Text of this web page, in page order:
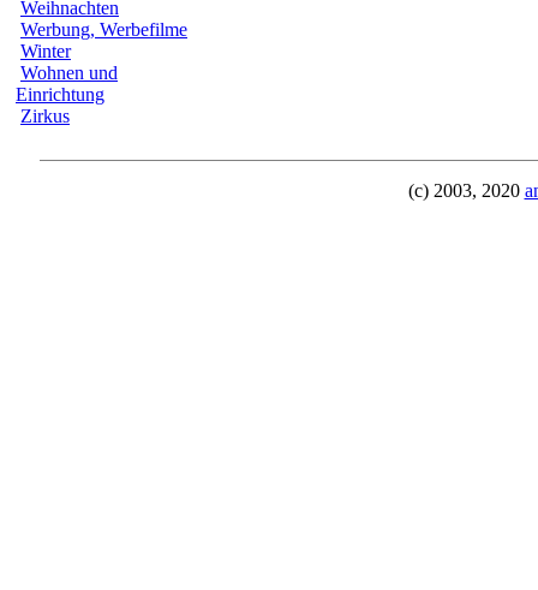
Weihnachten
Werbung, Werbefilme
Winter
Wohnen und
Einrichtung
Zirkus
(c) 2003, 2020